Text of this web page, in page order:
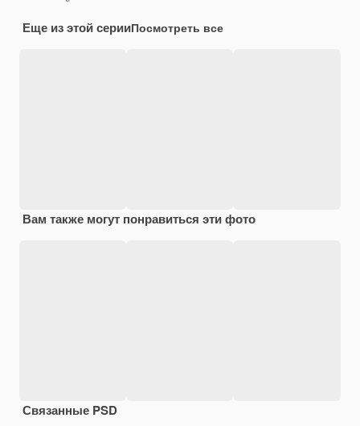
Еще из этой серииПосмотреть все
Вам также могут понравиться эти фото
Связанные PSD